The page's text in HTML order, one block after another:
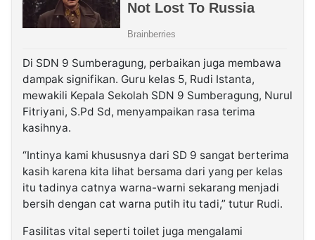
Di SDN 9 Sumberagung, perbaikan juga membawa
dampak signifikan. Guru kelas 5, Rudi Istanta,
mewakili Kepala Sekolah SDN 9 Sumberagung, Nurul
Fitriyani, S.Pd Sd, menyampaikan rasa terima
kasihnya.
“Intinya kami khususnya dari SD 9 sangat berterima
kasih karena kita lihat bersama dari yang per kelas
itu tadinya catnya warna-warni sekarang menjadi
bersih dengan cat warna putih itu tadi,” tutur Rudi.
Fasilitas vital seperti toilet juga mengalami